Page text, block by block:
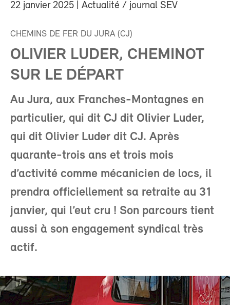
22 janvier 2025 | Actualité / journal SEV
CHEMINS DE FER DU JURA (CJ)
OLIVIER LUDER, CHEMINOT
SUR LE DÉPART
Au Jura, aux Franches-Montagnes en
particulier, qui dit CJ dit Olivier Luder,
qui dit Olivier Luder dit CJ. Après
quarante-trois ans et trois mois
d’activité comme mécanicien de locs, il
prendra officiellement sa retraite au 31
janvier, qui l’eut cru ! Son parcours tient
aussi à son engagement syndical très
actif.